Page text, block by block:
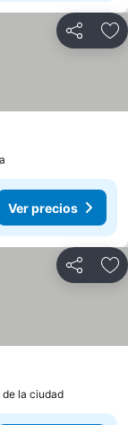
Compartir
Ver precios
Compartir
de la ciudad